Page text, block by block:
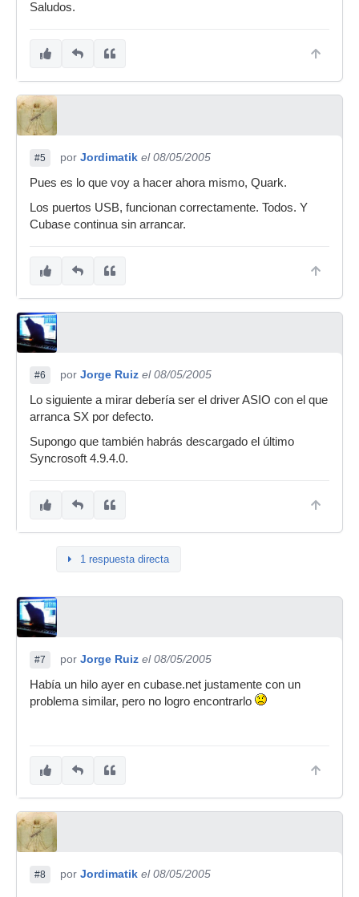
Saludos.
#5 por Jordimatik el 08/05/2005
Pues es lo que voy a hacer ahora mismo, Quark.
Los puertos USB, funcionan correctamente. Todos. Y
Cubase continua sin arrancar.
#6 por Jorge Ruiz el 08/05/2005
Lo siguiente a mirar debería ser el driver ASIO con el que
arranca SX por defecto.
Supongo que también habrás descargado el último
Syncrosoft 4.9.4.0.
1 respuesta directa
#7 por Jorge Ruiz el 08/05/2005
Había un hilo ayer en cubase.net justamente con un
problema similar, pero no logro encontrarlo
#8 por Jordimatik el 08/05/2005